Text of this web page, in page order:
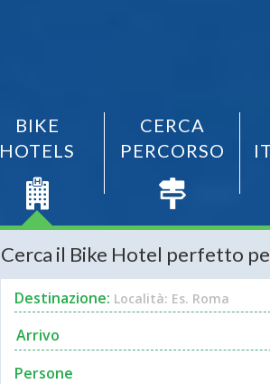
BIKE
HOTELS
CERCA
PERCORSO
Cerca il Bike Hotel perfetto
Destinazione: Località: Es. Roma
Persone